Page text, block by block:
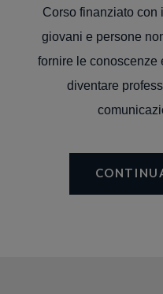
Corso finanziato con
giovani e persone
fornire le conoscenze
diventare